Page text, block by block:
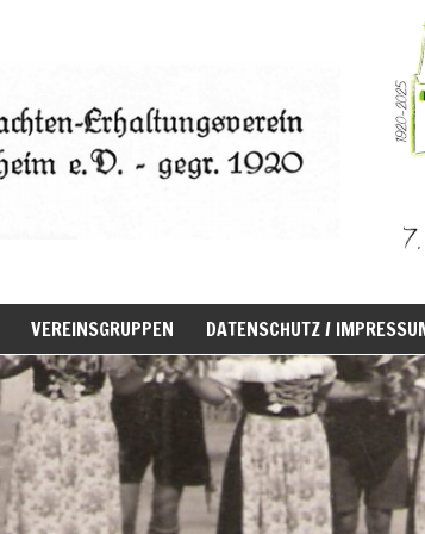
VEREINSGRUPPEN DATENSCHUTZ /